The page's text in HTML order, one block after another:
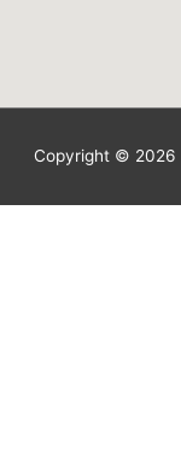
Copyright © 2026